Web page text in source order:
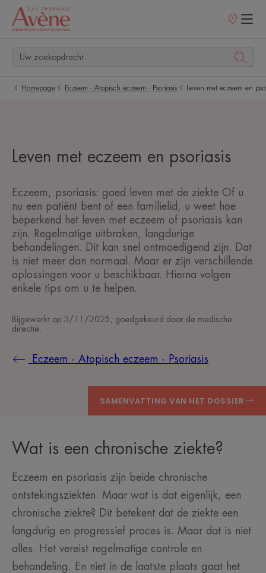
Homepage Eczeem - Atopisch eczeem - Psoriasis Leven met eczeem en
Leven met eczeem en psoriasis
Eczeem, psoriasis: goed leven met de ziekte Of u
nu een patiënt bent of een familielid, u weet hoe
beperkend het leven met eczeem of psoriasis kan
zijn. Regelmatige uitbraken, langdurige
behandelingen. Dit kan snel ontmoedigend zijn. Dat
is niet meer dan normaal. Maar er zijn verschillende
oplossingen voor u beschikbaar. Hierna volgen
enkele tips om u te helpen.
Bijgewerkt op 3/11/2025 , goedgekeurd door de medische
directie
Eczeem - Atopisch eczeem - Psoriasis
SAMENVATTING VAN HET DOSSIER
Wat is een chronische ziekte?
Eczeem en psoriasis zijn beide chronische
ontstekingsziekten. Maar wat is dat eigenlijk, een
chronische ziekte? Dit betekent dat de ziekte een
langdurig en progressief proces is. Maar dat is niet
alles. Het vereist regelmatige controle en
behandeling. En niet in de laatste plaats gaat het